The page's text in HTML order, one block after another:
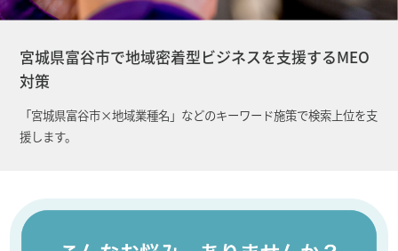
宮城県富谷市で地域密着型ビジネスを支援するMEO
対策
「宮城県富谷市×地域業種名」などのキーワード施策で検索上位を支
援します。